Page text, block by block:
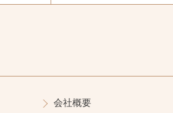
会社概要